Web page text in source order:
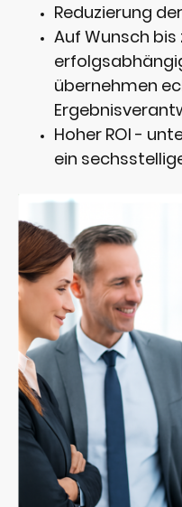
Reduzierung
Auf Wunsch bis
übernehmen
Hoher ROI -
ein